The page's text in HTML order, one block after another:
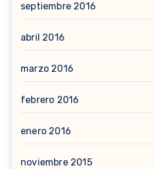
septiembre 2016
abril 2016
marzo 2016
febrero 2016
enero 2016
noviembre 2015